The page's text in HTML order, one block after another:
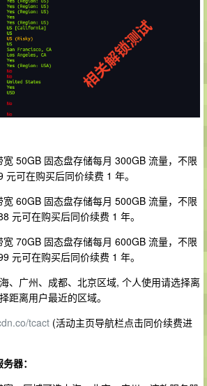
50GB 固态盘存储每月 300GB 流量，不限
可在购买后同价续费 1 年。
60GB 固态盘存储每月 500GB 流量，不限
元可在购买后同价续费 1 年。
70GB 固态盘存储每月 600GB 流量，不限
元可在购买后同价续费 1 年。
、广州、成都、北京区域, 个人使用请选择离
距离用户最近的区域。
tcact (活动主页导航栏点击同价续费进
器：